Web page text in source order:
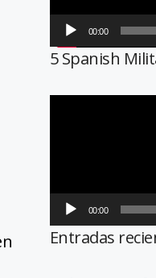
00:00
5 Spanish
00:00
Entradas